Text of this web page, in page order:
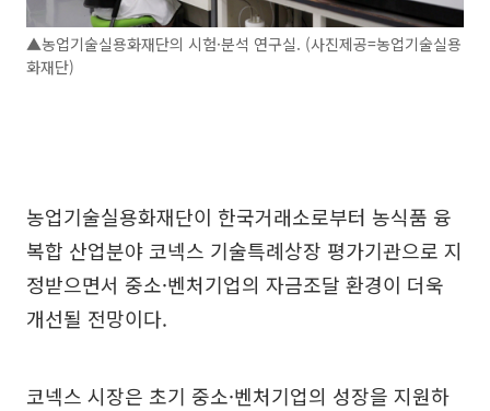
▲농업기술실용화재단의 시험·분석 연구실. (사진제공=농업기술실용
화재단)
농업기술실용화재단이 한국거래소로부터 농식품 융
복합 산업분야 코넥스 기술특례상장 평가기관으로 지
정받으면서 중소·벤처기업의 자금조달 환경이 더욱
개선될 전망이다.
코넥스 시장은 초기 중소·벤처기업의 성장을 지원하